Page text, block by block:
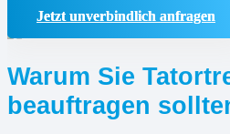
Jetzt unverbindlich anfragen
Warum Sie
beauftragen